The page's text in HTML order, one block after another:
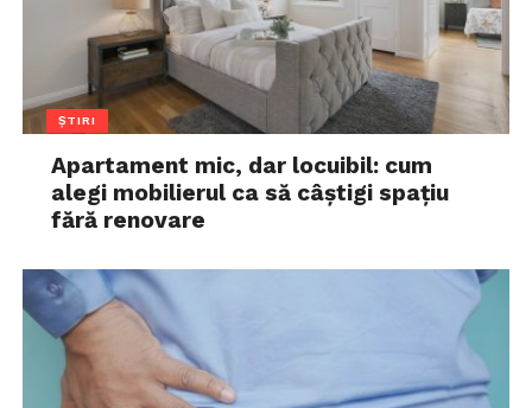
ȘTIRI
Apartament mic, dar locuibil: cum
alegi mobilierul ca să câștigi spațiu
fără renovare